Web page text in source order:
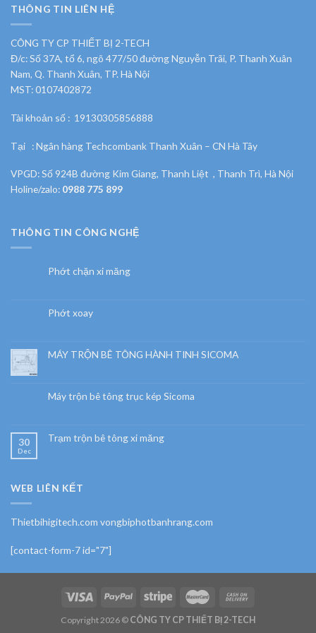
THÔNG TIN LIÊN HỆ
CÔNG TY CP THIẾT BỊ 2-TECH
Đ/c: Số 37A, tổ 6, ngõ 477/50 đường Nguyễn Trãi, P. Thanh Xuân
Nam, Q. Thanh Xuân, TP. Hà Nội
MST: 0107402872
Tài khoản số : 19130305856888
Tại : Ngân hàng Techcombank Thanh Xuân – CN Hà Tây
VPGD: Số 924B đường Kim Giang, Thanh Liệt , Thanh Trì, Hà Nội
Holine/zalo: 0988 775 899
THÔNG TIN CÔNG NGHỆ
Phớt chặn xi măng
Phớt xoay
MÁY TRỘN BÊ TÔNG HÀNH TINH SICOMA
Máy trộn bê tông trục kép Sicoma
30
Dec
Trạm trộn bê tông xi măng
WEB LIÊN KẾT
Thietbihigitech.com vongbiphotbanhrang.com
[contact-form-7 id="7"]
Copyright 2026 © CÔNG TY CP THIẾT BỊ 2-TECH